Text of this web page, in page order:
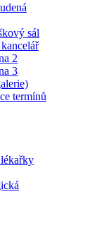
sál
2
3
termínů